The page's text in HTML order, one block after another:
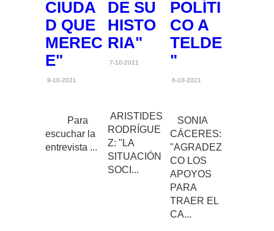
CIUDA
D QUE
MEREC
E"
9-10-2021
Para
escuchar la
entrevista ...
DE SU
HISTO
RIA"
7-10-2021
ARISTIDES
RODRÍGUE
Z: "LA
SITUACIÓN
SOCI...
POLÍTI
CO A
TELDE
"
6-10-2021
SONIA
CÁCERES:
"AGRADEZ
CO LOS
APOYOS
PARA
TRAER EL
CA...